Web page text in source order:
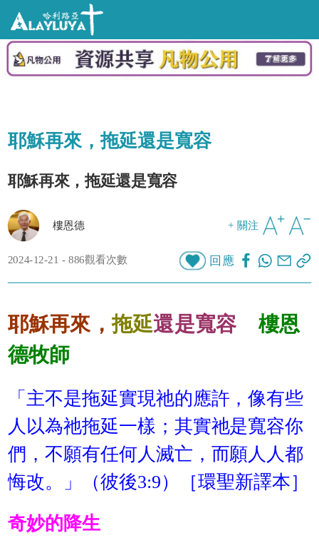
耶穌再來，拖延還是寬容
耶穌再來，拖延還是寬容
+ 關注
樓恩德
2024-12-21 - 886觀看次數 回應
耶穌再來，拖延還是寬容 樓恩
德牧師
「主不是拖延實現祂的應許，像有些
人以為祂拖延一樣；其實祂是寬容你
們，不願有任何人滅亡，而願人人都
悔改。」（彼後3:9）［環聖新譯本］
奇妙的降生